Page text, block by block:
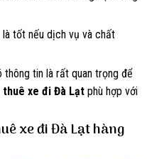
tốt nếu dịch vụ và chất
thông tin là rất quan trọng để
thuê xe đi Đà Lạt phù hợp với
xe đi Đà Lạt hàng